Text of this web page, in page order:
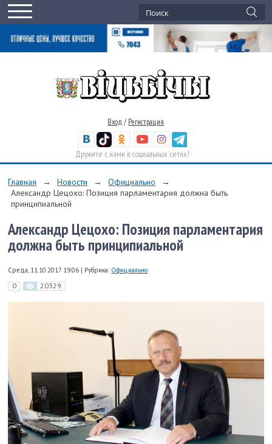
Вход / Регистрация
Дружите с нами в социальных сетях!
Главная → Новости → Официально
→
Александр Цецохо: Позиция парламентария должна быть
принципиальной
Александр Цецохо: Позиция парламентария
должна быть принципиальной
Среда, 11.10.2017 19:06 | Рубрика: Официально
0 20329